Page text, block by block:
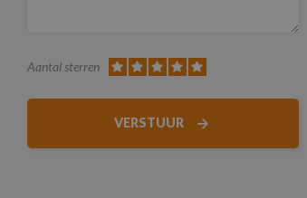
Aantal sterren
VERSTUUR